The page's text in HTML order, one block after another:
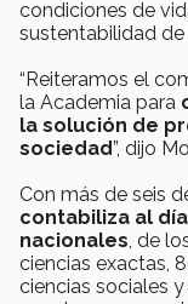
condiciones de
sustentabilidad
“Reiteramos el
la Academia para
la solución de
sociedad”, dijo
Con más de seis
contabiliza al
nacionales , de
ciencias exactas,
ciencias sociales